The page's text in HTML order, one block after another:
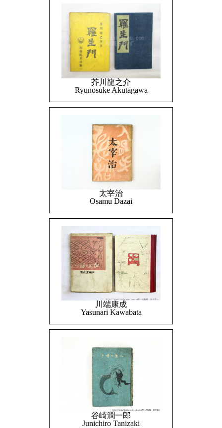
芥川龍之介
Ryunosuke Akutagawa
太宰治
Osamu Dazai
川端康成
Yasunari Kawabata
谷崎潤一郎
Junichiro Tanizaki